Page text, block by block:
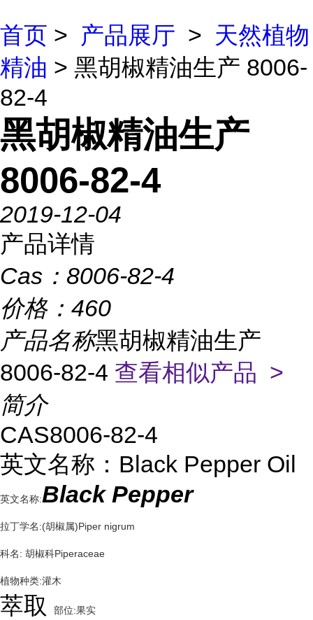
首页 > 产品展厅 > 天然植物
精油 > 黑胡椒精油生产 8006-
82-4
黑胡椒精油生产
8006-82-4
2019-12-04
产品详情
Cas： 8006-82-4
价格： 460
产品名称黑胡椒精油生产
8006-82-4 查看相似产品 >
简介
CAS8006-82-4
英文名称：Black Pepper Oil
英文名称:Black Pepper
拉丁学名:(胡椒属)Piper nigrum
科名: 胡椒科Piperaceae
植物种类:灌木
萃取 部位:果实